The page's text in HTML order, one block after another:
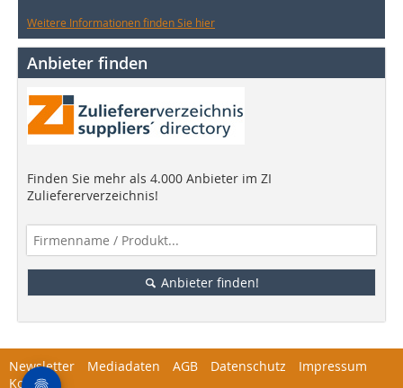
Weitere Informationen finden Sie hier
Anbieter finden
Finden Sie mehr als 4.000 Anbieter im ZI
Zuliefererverzeichnis!
Anbieter finden!
Newsletter Mediadaten AGB Datenschutz
Impressum
Kontakt